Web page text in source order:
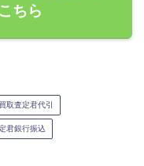
ちら
取査定君代引
君銀行振込